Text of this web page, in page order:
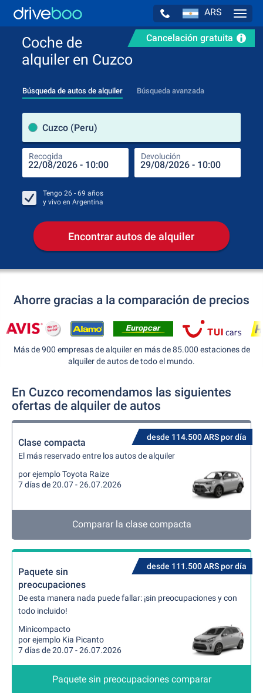
ARS
Cancelación gratuita
Coche de
alquiler en Cuzco
Búsqueda de autos de alquiler Búsqueda avanzada
Cuzco (Peru)
Recogida Devolución
Tengo 26 - 69 años
y vivo en Argentina
Encontrar autos de alquiler
Ahorre gracias a la comparación de precios
Más de 900 empresas de alquiler en más de 85.000 estaciones de
alquiler de autos de todo el mundo.
En Cuzco recomendamos las siguientes
ofertas de alquiler de autos
desde 114.500 ARS por día
Clase compacta
El más reservado entre los autos de alquiler
por ejemplo Toyota Raize
7 días de 20.07 - 26.07.2026
Comparar la clase compacta
desde 111.500 ARS por día
Paquete sin
preocupaciones
De esta manera nada puede fallar: ¡sin preocupaciones y con
todo incluido!
Minicompacto
por ejemplo Kia Picanto
7 días de 20.07 - 26.07.2026
Paquete sin preocupaciones comparar